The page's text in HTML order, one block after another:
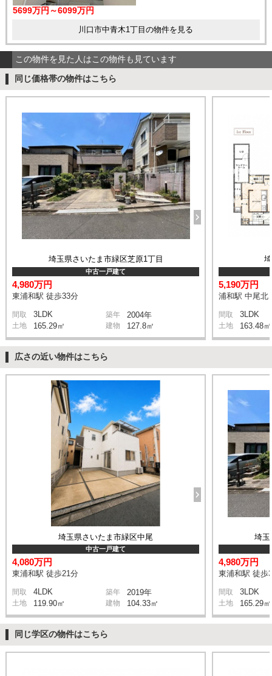
5699万円～6099万円
川口市中青木1丁目の物件を見る
この物件を見た人はこの物件も見ています
同じ価格帯の物件はこちら
埼玉県さいたま市緑区芝原1丁目
中古一戸建て
4,980万円
東浦和駅 徒歩33分
間取 3LDK 築年 2004年
土地 165.29㎡ 建物 127.8㎡
5,190万円
浦和駅 中尾北
間取 3LDK
土地 163.48㎡
広さの近い物件はこちら
埼玉県さいたま市緑区中尾
中古一戸建て
4,080万円
東浦和駅 徒歩21分
間取 4LDK 築年 2019年
土地 119.90㎡ 建物 104.33㎡
埼玉
4,980万円
東浦和駅 徒歩
間取 3LDK
土地 165.29㎡
同じ学区の物件はこちら